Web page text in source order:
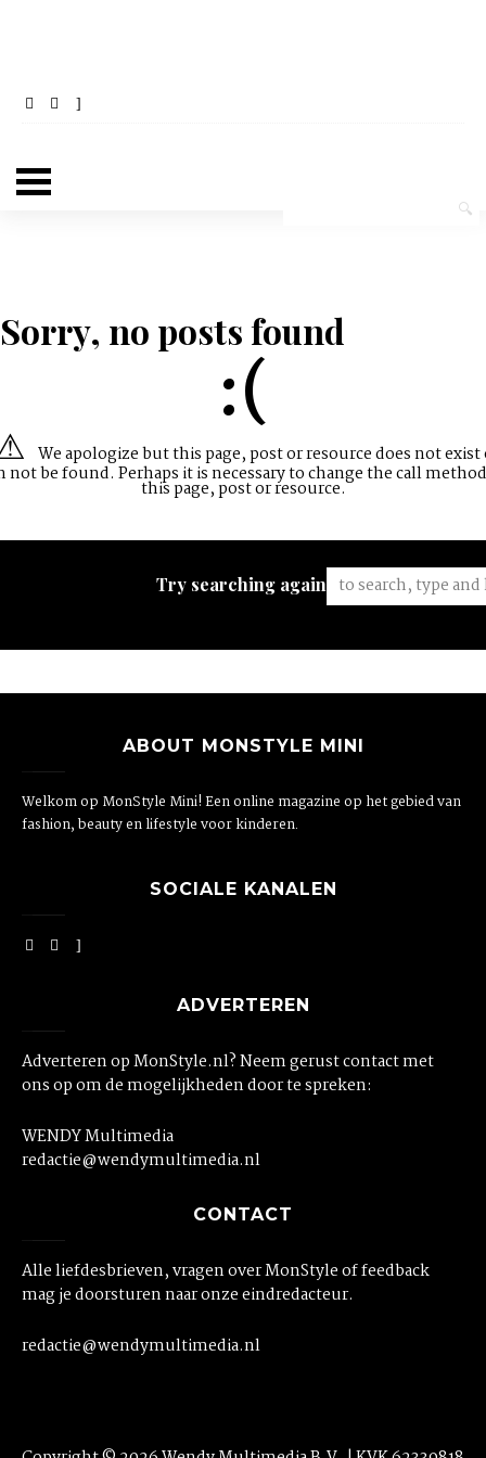
Sorry, no posts found
:(
We apologize but this page, post or resource does not exist
not be found. Perhaps it is necessary to change the call
this page, post or resource.
Try searching again:
ABOUT MONSTYLE MINI
Welkom op MonStyle Mini! Een online magazine op het gebied van
fashion, beauty en lifestyle voor kinderen.
SOCIALE KANALEN
ADVERTEREN
Adverteren op MonStyle.nl? Neem gerust contact met
ons op om de mogelijkheden door te spreken:
WENDY Multimedia
redactie@wendymultimedia.nl
CONTACT
Alle liefdesbrieven, vragen over MonStyle of feedback
mag je doorsturen naar onze eindredacteur.
redactie@wendymultimedia.nl